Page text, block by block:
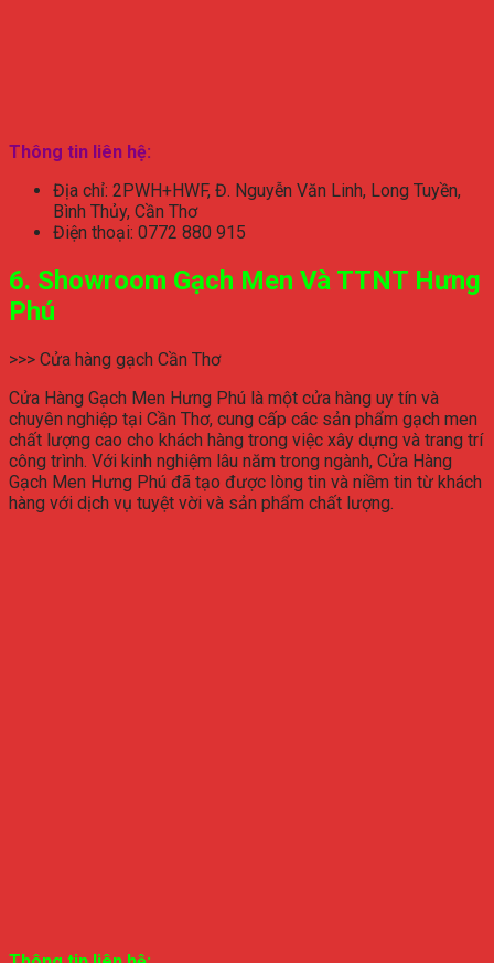
Thông tin liên hệ:
Địa chỉ: 2PWH+HWF, Đ. Nguyễn Văn Linh, Long Tuyền,
Bình Thủy, Cần Thơ
Điện thoại: 0772 880 915
6. Showroom Gạch Men Và TTNT Hưng
Phú
>>> Cửa hàng gạch Cần Thơ
Cửa Hàng Gạch Men Hưng Phú là một cửa hàng uy tín và
chuyên nghiệp tại Cần Thơ, cung cấp các sản phẩm gạch men
chất lượng cao cho khách hàng trong việc xây dựng và trang trí
công trình. Với kinh nghiệm lâu năm trong ngành, Cửa Hàng
Gạch Men Hưng Phú đã tạo được lòng tin và niềm tin từ khách
hàng với dịch vụ tuyệt vời và sản phẩm chất lượng.